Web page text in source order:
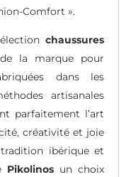
Comfort ».
chaussures
la marque pour
dans les
artisanales
parfaitement l’art
créativité et joie
ibérique et
Pikolinosun choix